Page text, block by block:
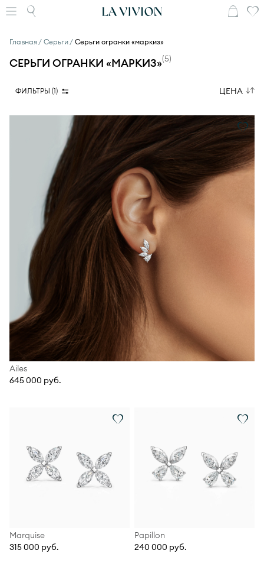
Главная Серьги Серьги огранки «маркиз»
СЕРЬГИ ОГРАНКИ «МАРКИЗ»(5)
ФИЛЬТРЫ (1) ЦЕНА
Ailes
645 000 руб.
Marquise
315 000 руб.
Papillon
240 000 руб.